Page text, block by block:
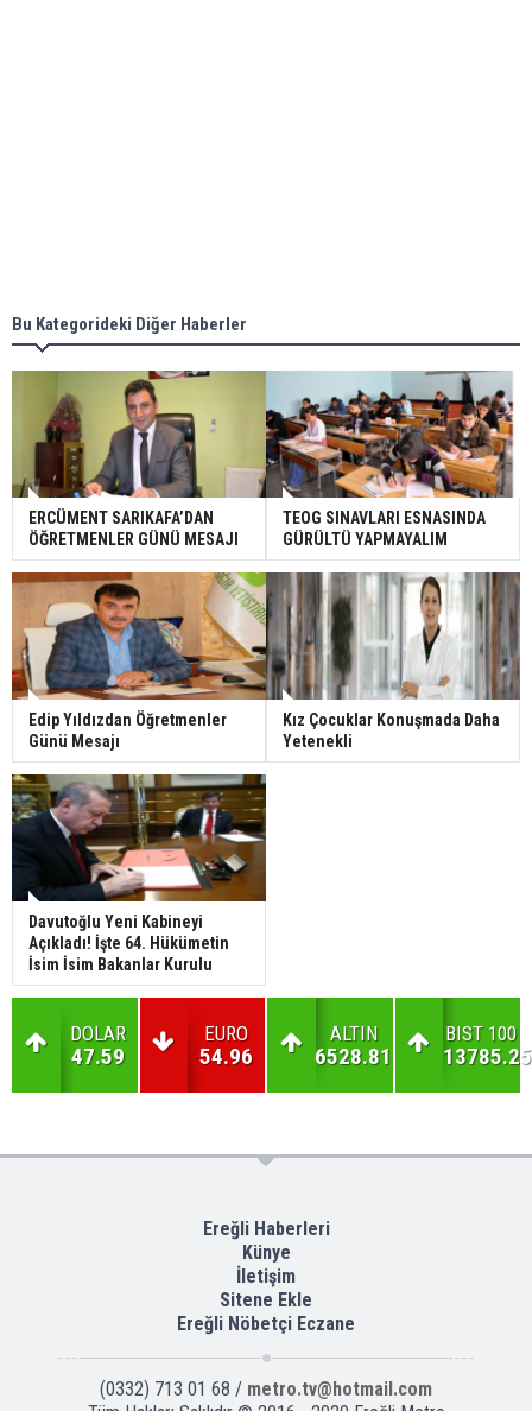
Bu Kategorideki Diğer Haberler
ERCÜMENT SARIKAFA’DAN
ÖĞRETMENLER GÜNÜ MESAJI
TEOG SINAVLARI ESNASINDA
GÜRÜLTÜ YAPMAYALIM
Edip Yıldızdan Öğretmenler
Günü Mesajı
Kız Çocuklar Konuşmada Daha
Yetenekli
Davutoğlu Yeni Kabineyi
Açıkladı! İşte 64. Hükümetin
İsim İsim Bakanlar Kurulu
DOLAR
47.59
EURO
54.96
ALTIN
6528.81
BIST 100
13785.25
Ereğli Haberleri
Künye
İletişim
Sitene Ekle
Ereğli Nöbetçi Eczane
(0332) 713 01 68 / metro.tv@hotmail.com